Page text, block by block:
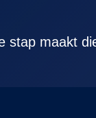
stap maakt